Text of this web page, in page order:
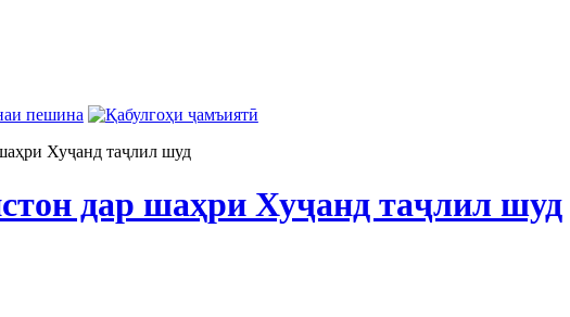
Хуҷанд таҷлил шуд
дар шаҳри Хуҷанд таҷлил шуд